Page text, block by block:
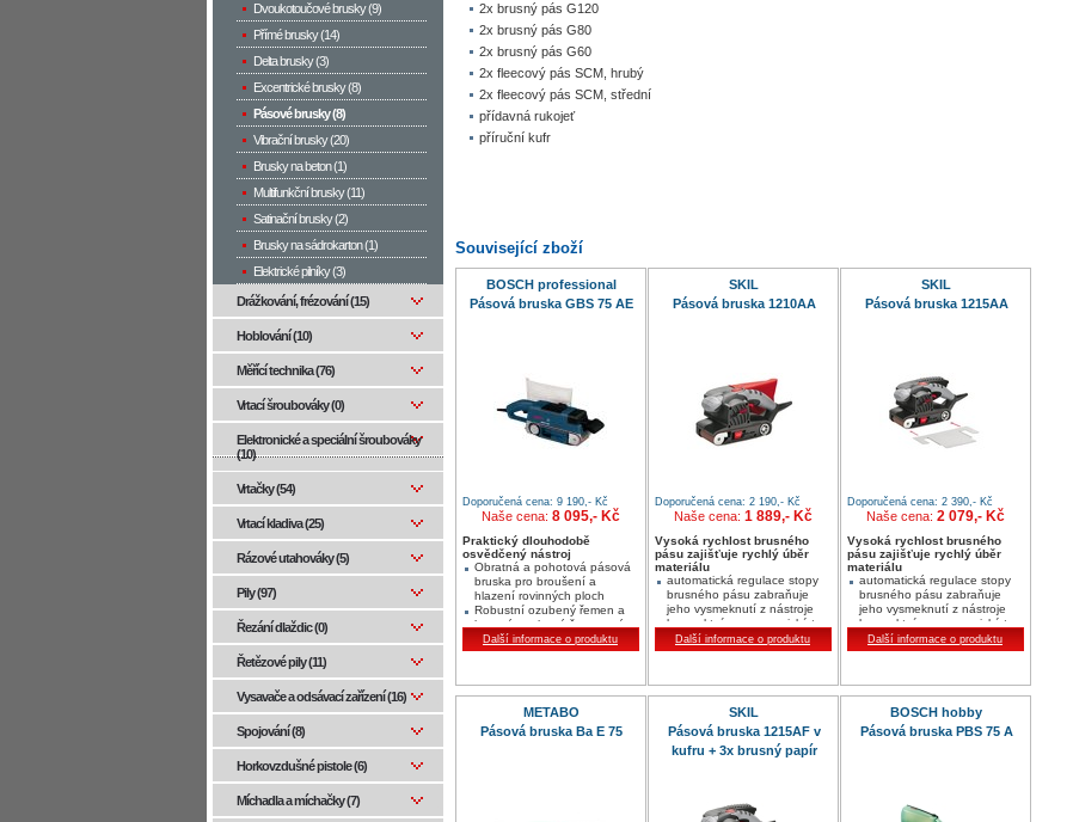
2x brusný pás G120
2x brusný pás G80
2x brusný pás G60
2x fleecový pás SCM, hrubý
2x fleecový pás SCM, střední
přídavná rukojeť
příruční kufr
Související zboží
BOSCH professional
Pásová bruska GBS 75 AE
Doporučená cena: 9 190,- Kč
Naše cena: 8 095,- Kč
Praktický dlouhodobě
osvědčený nástroj
Obratná a pohotová pásová
bruska pro broušení a
hlazení rovinných ploch
Robustní ozubený řemen a
kovová ozubená řemenová
kola pro vysokou trvanlivost
Hliníkové vodící válečky pro
Další informace o produktu
SKIL
Pásová bruska 1210AA
Doporučená cena: 2 190,- Kč
Naše cena: 1 889,- Kč
Vysoká rychlost brusného
pásu zajišťuje rychlý úběr
materiálu
automatická regulace stopy
brusného pásu zabraňuje
jeho vysmeknutí z nástroje
kompaktní a ergonomický tvar
zaručuje dokonalé uchopení
nástroje při obouručním
a velký lapač prachu pro
Další informace o produktu
SKIL
Pásová bruska 1215AA
Doporučená cena: 2 390,- Kč
Naše cena: 2 079,- Kč
Vysoká rychlost brusného
pásu zajišťuje rychlý úběr
materiálu
automatická regulace stopy
brusného pásu zabraňuje
jeho vysmeknutí z nástroje
kompaktní a ergonomický tvar
zaručuje dokonalé uchopení
nástroje při obouručním
„Equalizer“ lze snadno
namontovat; zabraňuje
poškrábání obrobku a
dokonale vyrovnává plochy
Další informace o produktu
METABO
Pásová bruska Ba E 75
SKIL
Pásová bruska 1215AF v
kufru + 3x brusný papír
BOSCH hobby
Pásová bruska PBS 75 A
Dvoukotoučové brusky (9)
Přímé brusky (14)
Delta brusky (3)
Excentrické brusky (8)
Pásové brusky (8)
Vibrační brusky (20)
Brusky na beton (1)
Multifunkční brusky (11)
Satinační brusky (2)
Brusky na sádrokarton (1)
Elektrické pilníky (3)
Drážkování, frézování (15)
Hoblování (10)
Měřící technika (76)
Vrtací šroubováky (0)
Elektronické a speciální šroubováky
(10)
Vrtačky (54)
Vrtací kladiva (25)
Rázové utahováky (5)
Pily (97)
Řezání dlaždic (0)
Řetězové pily (11)
Vysavače a odsávací zařízení (16)
Spojování (8)
Horkovzdušné pistole (6)
Míchadla a míchačky (7)